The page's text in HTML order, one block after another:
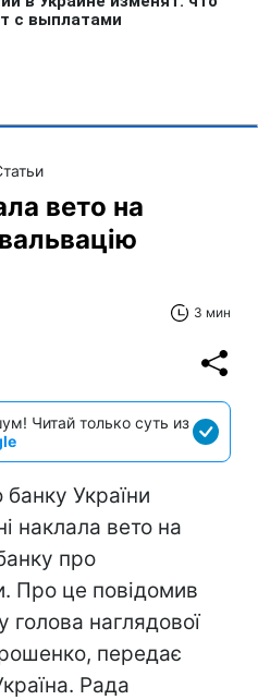
вето на
3 мин
Читай только суть из
України
наклала вето на
про
Про це повідомив
голова наглядової
передає
Рада